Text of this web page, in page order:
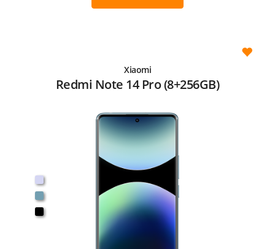
Xiaomi
Redmi Note 14 Pro (8+256GB)